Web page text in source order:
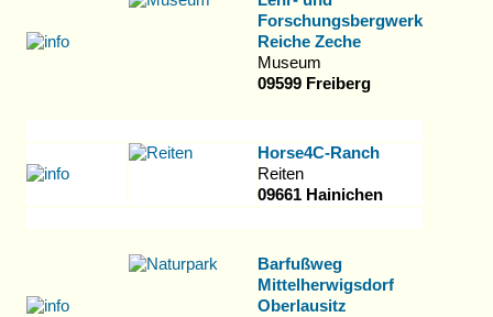
Forschungsbergwerk
Reiche Zeche
Museum
09599 Freiberg
Horse4C-Ranch
Reiten
09661 Hainichen
Barfußweg
Mittelherwigsdorf
Oberlausitz